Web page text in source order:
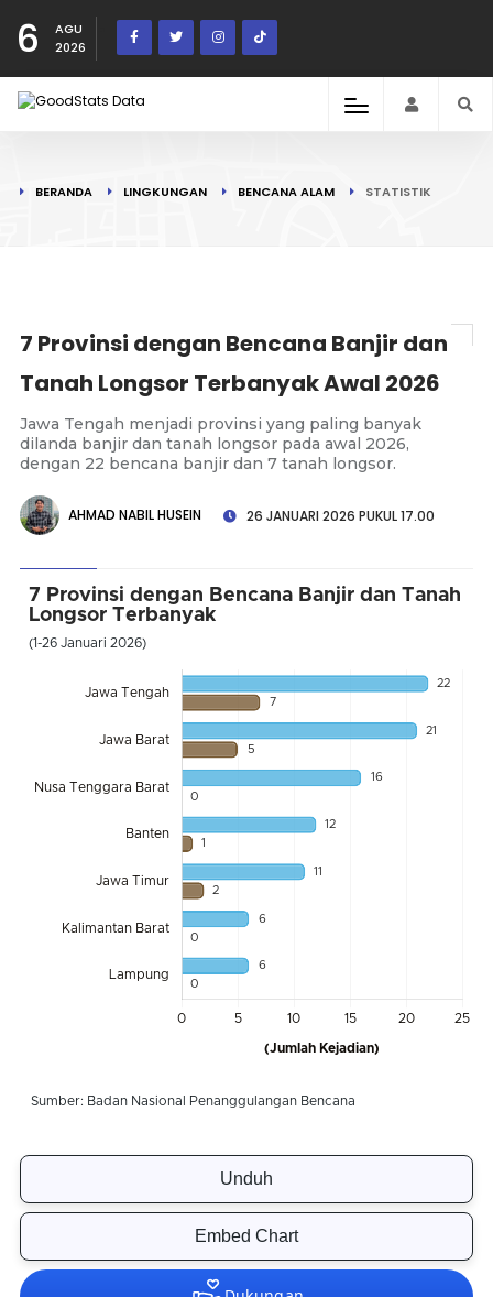
6
AGU
2026
BERANDA LINGKUNGAN BENCANA ALAM STATISTIK
7 Provinsi dengan Bencana Banjir dan
Tanah Longsor Terbanyak Awal 2026
Jawa Tengah menjadi provinsi yang paling banyak
dilanda banjir dan tanah longsor pada awal 2026,
dengan 22 bencana banjir dan 7 tanah longsor.
AHMAD NABIL HUSEIN 26 JANUARI 2026 PUKUL 17.00
7 Provinsi dengan Bencana Banjir dan Tanah
Longsor Terbanyak
(1-26 Januari 2026)
Unduh
Embed Chart